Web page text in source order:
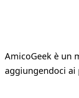
AmicoGeek è un
aggiungendoci ai